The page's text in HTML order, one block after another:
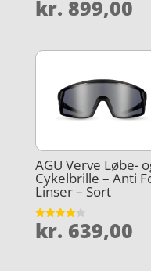
Vurderet
kr. 899,00
AGU Verve Løbe-
Cykelbrille – Anti
Linser – Sort
Vurderet
4.2
kr. 639,00